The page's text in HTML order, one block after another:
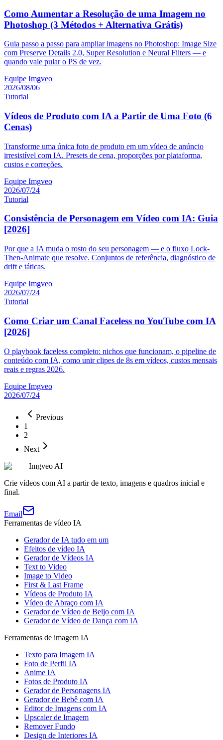
Como Aumentar a Resolução de uma Imagem no
Photoshop (3 Métodos + Alternativa Grátis)
Guia passo a passo para ampliar imagens no Photoshop: Image Size
com Preserve Details 2.0, Super Resolution e Neural Filters — e
quando vale pular o PS de vez.
Equipe Imgveo
2026/08/06
Tutorial
Vídeos de Produto com IA a Partir de Uma Foto (6
Cenas)
Transforme uma única foto de produto em um vídeo de anúncio
irresistível com IA. Presets de cena, proporções por plataforma,
custos e correções.
Equipe Imgveo
2026/07/24
Tutorial
Consistência de Personagem em Vídeo com IA: Guia
[2026]
Por que a IA muda o rosto do seu personagem — e o fluxo Lock-
Then-Animate que resolve. Conjuntos de referência, diagnóstico de
drift e táticas.
Equipe Imgveo
2026/07/24
Tutorial
Como Criar um Canal Faceless no YouTube com IA
[2026]
O playbook faceless completo: nichos que funcionam, o pipeline de
conteúdo com IA, como unir clipes de 8s em vídeos, custos mensais
reais e regras 2026.
Equipe Imgveo
2026/07/24
Previous
1
2
Next
Imgveo AI
Crie vídeos com AI a partir de texto, imagens e quadros inicial e
final.
Email
Ferramentas de vídeo IA
Gerador de IA tudo em um
Efeitos de vídeo IA
Gerador de Vídeos IA
Text to Video
Image to Video
First & Last Frame
Vídeos de Produto IA
Vídeo de Abraço com IA
Gerador de Vídeo de Beijo com IA
Gerador de Vídeo de Dança com IA
Ferramentas de imagem IA
Texto para Imagem IA
Foto de Perfil IA
Anime IA
Fotos de Produto IA
Gerador de Personagens IA
Gerador de Bebê com IA
Editor de Imagens com IA
Upscaler de Imagem
Remover Fundo
Design de Interiores IA